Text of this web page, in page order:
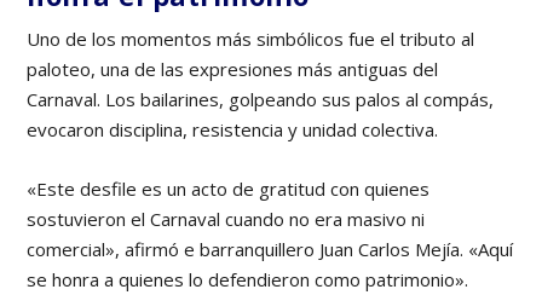
Uno de los momentos más simbólicos fue el tributo al
paloteo, una de las expresiones más antiguas del
Carnaval. Los bailarines, golpeando sus palos al compás,
evocaron disciplina, resistencia y unidad colectiva.
«Este desfile es un acto de gratitud con quienes
sostuvieron el Carnaval cuando no era masivo ni
comercial», afirmó e barranquillero Juan Carlos Mejía. «Aquí
se honra a quienes lo defendieron como patrimonio».